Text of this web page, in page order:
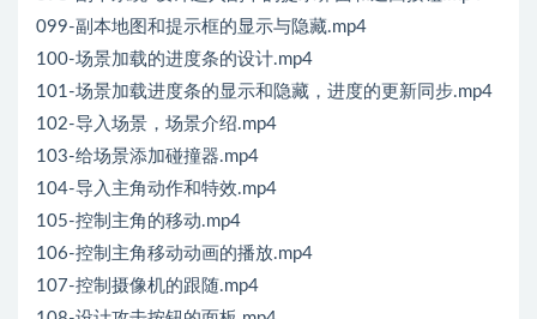
099-副本地图和提示框的显示与隐藏.mp4
100-场景加载的进度条的设计.mp4
101-场景加载进度条的显示和隐藏，进度的更新同步.mp4
102-导入场景，场景介绍.mp4
103-给场景添加碰撞器.mp4
104-导入主角动作和特效.mp4
105-控制主角的移动.mp4
106-控制主角移动动画的播放.mp4
107-控制摄像机的跟随.mp4